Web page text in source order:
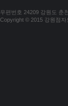
우편번호 24209 강원도 춘
Copyright © 2015 강원점자